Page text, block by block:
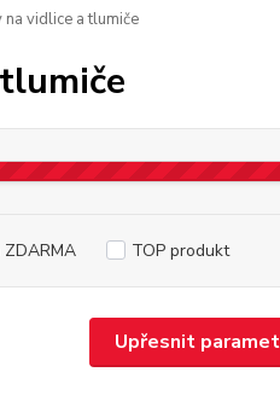
na vidlice a tlumiče
Upřesnit
TOP produkt